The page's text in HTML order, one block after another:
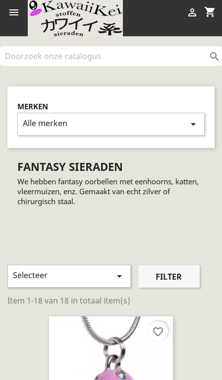
 shopping_cart


MERKEN
Alle merken arrow_drop_down
FANTASY SIERADEN
We hebben fantasy oorbellen met eenhoorns, katten,
vleermuizen, enz. Gemaakt van echt zilver of
chirurgisch staal.
Selecteer  FILTER
Item 1-18 van 18 in totaal item(s)
favorite_border